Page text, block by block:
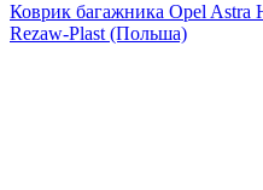
Коврик багажника Opel Astra
Rezaw-Plast (Польша)